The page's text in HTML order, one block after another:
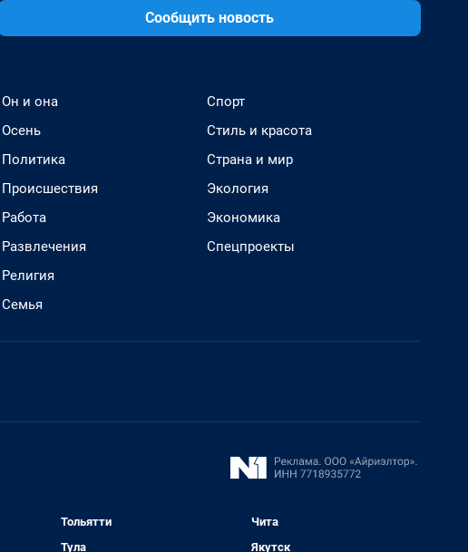
Сообщить новость
Он и она
Осень
Политика
Происшествия
Работа
Развлечения
Религия
Семья
Спорт
Стиль и красота
Страна и мир
Экология
Экономика
Спецпроекты
Тольятти
Тула
Чита
Якутск